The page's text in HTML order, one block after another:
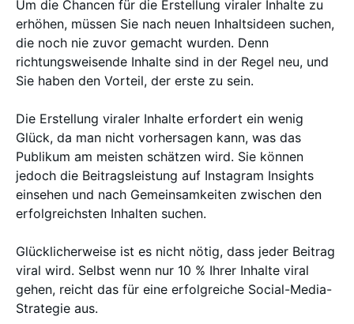
Um die Chancen für die Erstellung viraler Inhalte zu
erhöhen, müssen Sie nach neuen Inhaltsideen suchen,
die noch nie zuvor gemacht wurden. Denn
richtungsweisende Inhalte sind in der Regel neu, und
Sie haben den Vorteil, der erste zu sein.
Die Erstellung viraler Inhalte erfordert ein wenig
Glück, da man nicht vorhersagen kann, was das
Publikum am meisten schätzen wird. Sie können
jedoch die Beitragsleistung auf Instagram Insights
einsehen und nach Gemeinsamkeiten zwischen den
erfolgreichsten Inhalten suchen.
Glücklicherweise ist es nicht nötig, dass jeder Beitrag
viral wird. Selbst wenn nur 10 % Ihrer Inhalte viral
gehen, reicht das für eine erfolgreiche Social-Media-
Strategie aus.